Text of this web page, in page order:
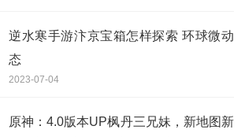
逆水寒手游汴京宝箱怎样探索 环球微动
态
2023-07-04
原神：4.0版本UP枫丹三兄妹，新地图新